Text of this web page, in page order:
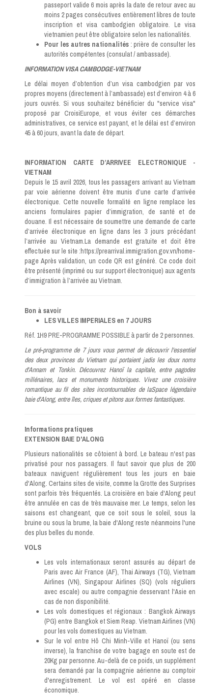
passeport valide 6 mois après la date de retour avec au
moins 2 pages consécutives entièrement libres de toute
inscription et visa cambodgien obligatoire. Le visa
vietnamien peut être obligatoire selon les nationalités.
Pour les autres nationalités: prière de consulter les
autorités compétentes (consulat / ambassade).
INFORMATION VISA CAMBODGE-VIETNAM
Le délai moyen d’obtention d’un visa cambodgien par vos
propres moyens (directement à l’ambassade) est d’environ 4 à 6
jours ouvrés. Si vous souhaitez bénéficier du "service visa"
proposé par CroisiEurope, et vous éviter ces démarches
administratives, ce service est payant, et le délai est d’environ
45 à 60 jours, avant la date de départ.
INFORMATION CARTE D’ARRIVEE ELECTRONIQUE -
VIETNAM
Depuis le 15 avril 2026, tous les passagers arrivant au Vietnam
par voie aérienne doivent être munis d’une carte d’arrivée
électronique. Cette nouvelle formalité en ligne remplace les
anciens formulaires papier d’immigration, de santé et de
douane. Il est nécessaire de soumettre une demande de carte
d’arrivée électronique en ligne dans les 3 jours précédant
l’arrivée au Vietnam.La demande est gratuite et doit être
effectuée sur le site :https://prearrival.immigration.gov.vn/home-
page Après validation, un code QR est généré. Ce code doit
être présenté (imprimé ou sur support électronique) aux agents
d’immigration à l’arrivée au Vietnam.
Bon à savoir
LES VILLES IMPERIALES en 7 JOURS
Réf. 1H9 PRE-PROGRAMME POSSIBLE à partir de 2 personnes.
Le pré-programme de 7 jours vous permet de découvrir l'essentiel
des deux provinces du Vietnam qui portaient jadis les doux noms
d'Annam et Tonkin. Découvrez Hanoï la capitale, entre pagodes
millénaires, lacs et monuments historiques. Vivez une croisière
romantique au fil des sites incontournables de laSpace légendaire
baie d'Along, entre îles, criques et pitons aux formes fantastiques.
Informations pratiques
EXTENSION BAIE D'ALONG
Plusieurs nationalités se côtoient à bord. Le bateau n'est pas
privatisé pour nos passagers. Il faut savoir que plus de 200
bateaux naviguent régulièrement tous les jours en baie
d'Along. Certains sites de visite, comme la Grotte des Surprises
sont parfois très fréquentés. La croisière en baie d'Along peut
être annulée en cas de très mauvaise mer. Le temps, selon les
saisons est changeant, que ce soit sous le soleil, sous la
bruine ou sous la brume, la baie d'Along reste néanmoins l'une
des plus belles du monde.
VOLS
Les vols internationaux seront assurés au départ de
Paris avec Air France (AF), Thai Airways (TG), Vietnam
Airlines (VN), Singapour Airlines (SQ) (vols réguliers
avec escale) ou autre compagnie desservant l'Asie en
cas de non disponibilité.
Les vols domestiques et régionaux : Bangkok Airways
(PG) entre Bangkok et Siem Reap. Vietnam Airlines (VN)
pour les vols domestiques au Vietnam.
Sur le vol entre Hô Chi Minh-Ville et Hanoï (ou sens
inverse), la franchise de votre bagage en soute est de
20Kg par personne. Au-delà de ce poids, un supplément
sera demandé par la compagnie aérienne au comptoir
d'enregistrement. Le vol est opéré en classe
économique.